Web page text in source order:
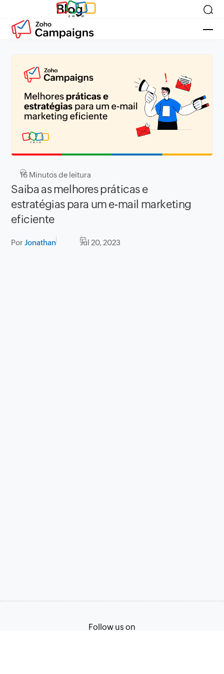
Blog
16 Minutos de leitura
Saiba as melhores práticas e
estratégias para um e-mail marketing
eficiente
PorJonathan Jul 20, 2023
Follow us on